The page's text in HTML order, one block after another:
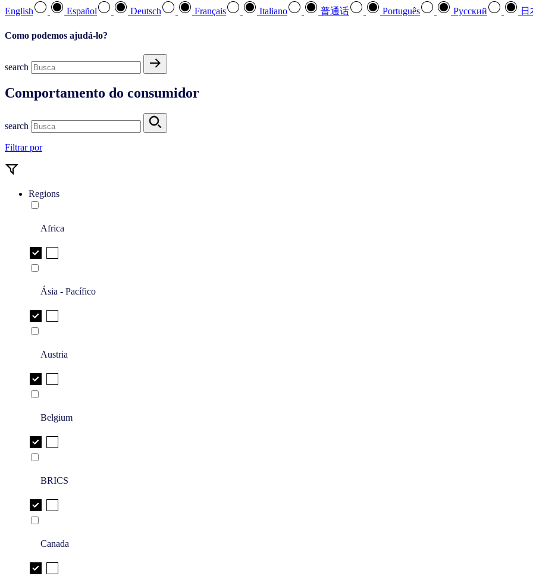
English Español Deutsch Français Italiano 普通话 Português Pусский 日
Como podemos ajudá-lo?
search
Comportamento do consumidor
search
Filtrar por
Regions
Africa
Ásia - Pacífico
Austria
Belgium
BRICS
Canada